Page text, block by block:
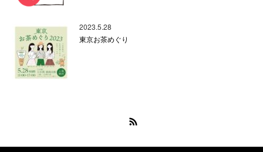
2023.5.28
東京お茶めぐり